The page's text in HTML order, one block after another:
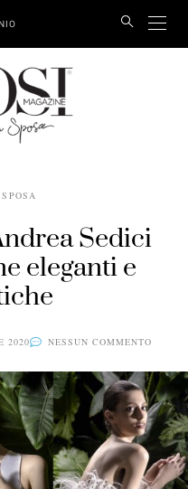
Sedici
eleganti e
2020 NESSUN COMMENTO